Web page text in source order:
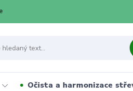
Očista a harmonizace